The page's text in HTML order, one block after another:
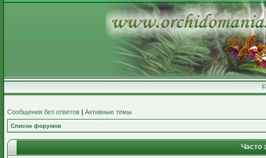
Сообщения без ответов | Активные темы
Список форумов
Часто